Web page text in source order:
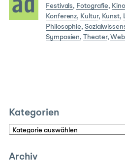
Festivals, Fotografie, Kino
Konferenz, Kultur, Kunst,
Philosophie,
Symposien,Theater,Web
Kategorien
Kategorien
Archiv